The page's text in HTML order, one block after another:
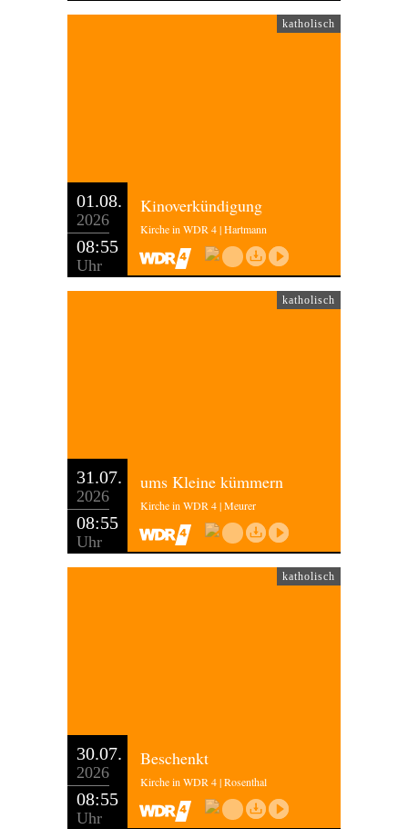
katholisch
01.08.
2026
08:55
Uhr
Kinoverkündigung
Kirche in WDR 4 | Hartmann
katholisch
31.07.
2026
08:55
Uhr
ums Kleine kümmern
Kirche in WDR 4 | Meurer
katholisch
30.07.
2026
08:55
Uhr
Beschenkt
Kirche in WDR 4 | Rosenthal